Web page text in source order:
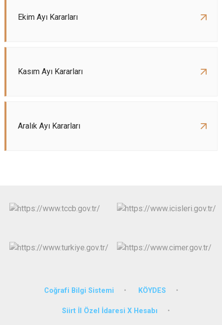
Ekim Ayı Kararları
Kasım Ayı Kararları
Aralık Ayı Kararları
Coğrafi Bilgi Sistemi KÖYDES
Siirt İl Özel İdaresi X Hesabı